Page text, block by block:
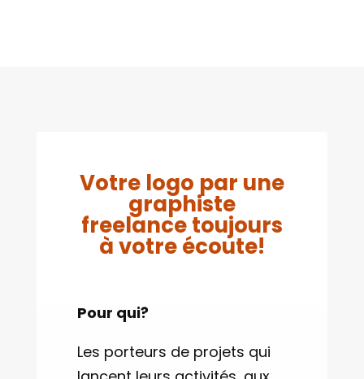
Votre logo par une
graphiste
freelance toujours
à votre écoute!
Pour qui?
Les porteurs de projets qui